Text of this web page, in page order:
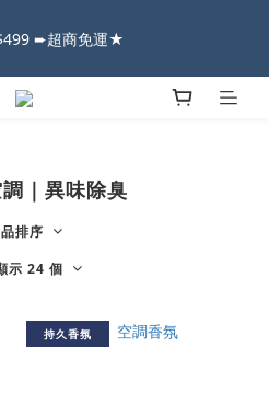
膜攻略✔ )
➨超商免運★
% 成功的秘訣，全靠這組😎　 ( 查
｜異味除臭
排序
示 24 個
持久香氛